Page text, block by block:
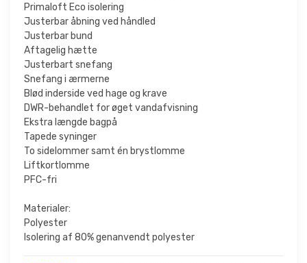
Primaloft Eco isolering
Justerbar åbning ved håndled
Justerbar bund
Aftagelig hætte
Justerbart snefang
Snefang i ærmerne
Blød inderside ved hage og krave
DWR-behandlet for øget vandafvisning
Ekstra længde bagpå
Tapede syninger
To sidelommer samt én brystlomme
Liftkortlomme
PFC-fri
Materialer:
Polyester
Isolering af 80% genanvendt polyester